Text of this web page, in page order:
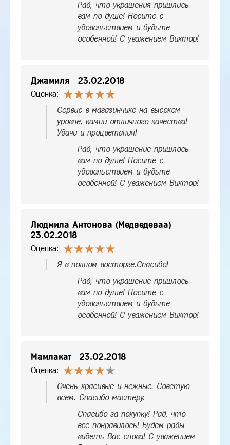
Рад, что украшения пришлись
вам по душе! Носите с
удовольствием и будьте
особенной! С уважением Виктор!
Джамиля 23.02.2018
Оценка:
Сервис в магазинчике на высоком
уровне, камни отличного качества!
Удачи и процветания!
Рад, что украшение пришлось
вам по душе! Носите с
удовольствием и будьте
особенной! С уважением Виктор!
Людмила Антонова (Медведеваа)
23.02.2018
Оценка:
Я в полном восторге.Спасибо!
Рад, что украшение пришлось
вам по душе! Носите с
удовольствием и будьте
особенной! С уважением Виктор!
Мамлакат 23.02.2018
Оценка:
Очень красивые и нежные. Советую
всем. Спасибо мастеру.
Спасибо за покупку! Рад, что
всё понравилось! Будем рады
видеть Вас снова! С уважением